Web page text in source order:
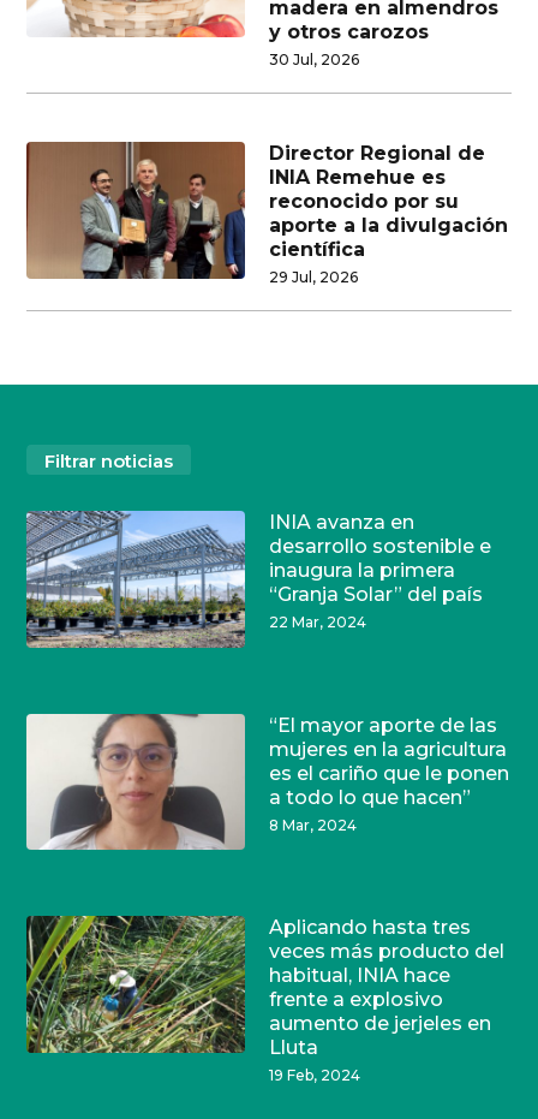
madera en almendros
y otros carozos
30 Jul, 2026
Director Regional de
INIA Remehue es
reconocido por su
aporte a la divulgación
científica
29 Jul, 2026
Filtrar noticias
INIA avanza en
desarrollo sostenible e
inaugura la primera
“Granja Solar” del país
22 Mar, 2024
“El mayor aporte de las
mujeres en la agricultura
es el cariño que le ponen
a todo lo que hacen”
8 Mar, 2024
Aplicando hasta tres
veces más producto del
habitual, INIA hace
frente a explosivo
aumento de jerjeles en
Lluta
19 Feb, 2024